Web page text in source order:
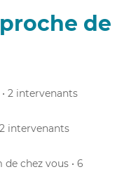
de
2 intervenants
intervenants
de chez vous • 6